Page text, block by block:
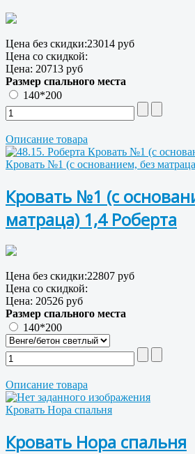
Цена без скидки:23014 руб
Цена со скидкой:
Цена: 20713 руб
Размер спального места
140*200
Описание товара
Кровать №1 (с основанием, без
Кровать №1 (с
матраца) 1,4 Роберта
Цена без скидки:22807 руб
Цена со скидкой:
Цена: 20526 руб
Размер спального места
140*200
Описание товара
Кровать Нора спальня
Кровать Нора спальня